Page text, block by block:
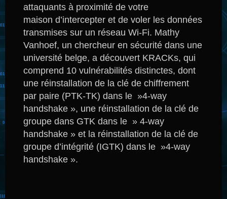
attaquants à proximité de votre
maison d’intercepter et de voler les données
transmises sur un réseau Wi-Fi. Mathy
Vanhoef, un chercheur en sécurité dans une
université belge, a découvert KRACKs, qui
comprend 10 vulnérabilités distinctes, dont
une réinstallation de la clé de chiffrement
par paire (PTK-TK) dans le »4-way
handshake », une réinstallation de la clé de
groupe dans GTK dans le » 4-way
handshake » et la réinstallation de la clé de
groupe d’intégrité (IGTK) dans le »4-way
handshake ».